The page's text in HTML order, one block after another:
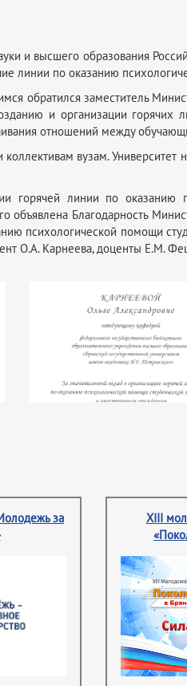
и высшего образования
линии по оказанию
обратился заместитель
и организации
отношений между
коллективам вузам.
горячей линии по оказанию
объявлена Благодарность
психологической помощи
О.А. Карнеева, доценты Е.М.
за
XIII